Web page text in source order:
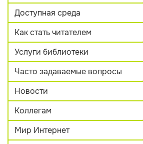
Доступная среда
Как стать читателем
Услуги библиотеки
Часто задаваемые вопросы
Новости
Коллегам
Мир Интернет